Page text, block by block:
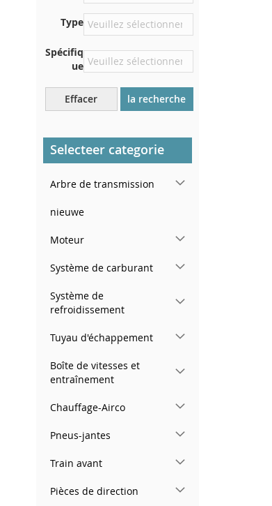
Centrer contre la cloison
sous le capot
Directement dans le
compartiment moteur
tableau de bord
Type
Spécifiq
ue
Effacer la recherche
Selecteer categorie
Arbre de transmission
nieuwe
Moteur
Système de carburant
Système de
refroidissement
Tuyau d'échappement
Boîte de vitesses et
entraînement
Chauffage-Airco
Pneus-jantes
Train avant
Pièces de direction